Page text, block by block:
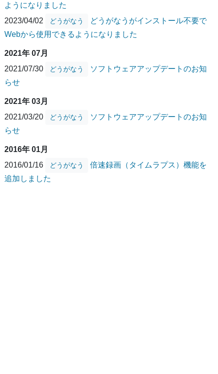
ようになりました
2023/04/02
どうがなう
どうがなうがインストール不要で
Webから使用できるようになりました
2021年 07月
2021/07/30
どうがなう
ソフトウェアアップデートのお知
らせ
2021年 03月
2021/03/20
どうがなう
ソフトウェアアップデートのお知
らせ
2016年 01月
2016/01/16
どうがなう
倍速録画（タイムラプス）機能を
追加しました